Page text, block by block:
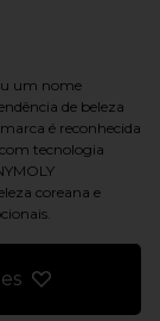
um nome
de beleza
é reconhecida
tecnologia
coreana e